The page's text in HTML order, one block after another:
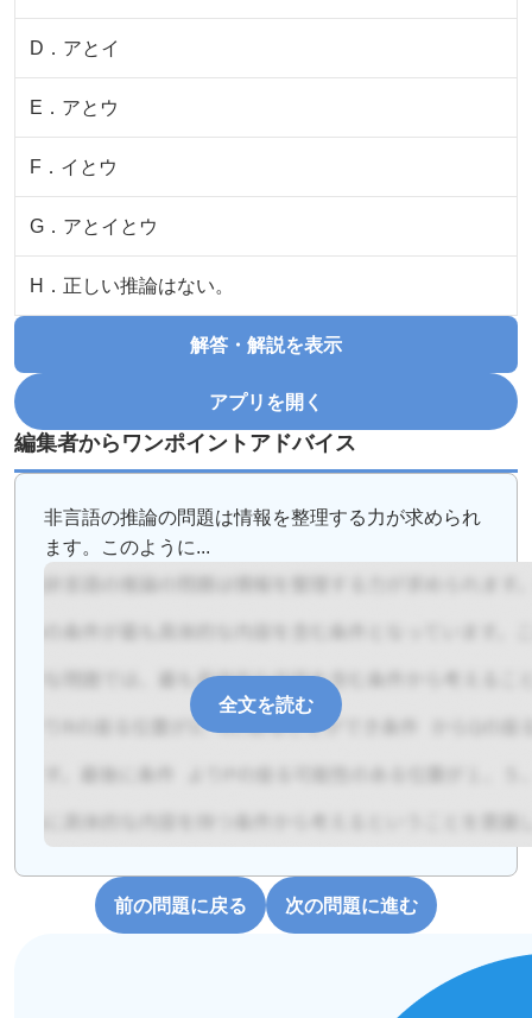
D ． アとイ
E ． アとウ
F ． イとウ
G ． アとイとウ
H ． 正しい推論はない。
解答・解説を表示
アプリを開く
編集者からワンポイントアドバイス
非言語の推論の問題は情報を整理する力が求められ
ます。このように...
全文を読む
前の問題に戻る 次の問題に進む